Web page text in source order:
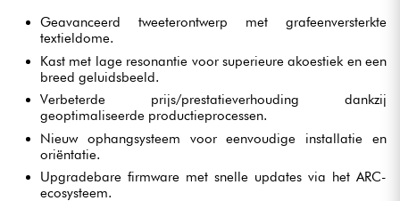
Geavanceerd tweeterontwerp met grafeenversterkte
textieldome.
Kast met lage resonantie voor superieure akoestiek en een
breed geluidsbeeld.
Verbeterde prijs/prestatieverhouding dankzij
geoptimaliseerde productieprocessen.
Nieuw ophangsysteem voor eenvoudige installatie en
oriëntatie.
Upgradebare firmware met snelle updates via het ARC-
ecosysteem.